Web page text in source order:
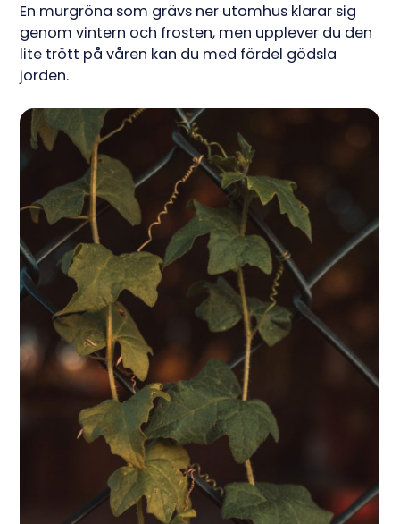
En murgröna som grävs ner utomhus klarar sig
genom vintern och frosten, men upplever du den
lite trött på våren kan du med fördel gödsla
jorden.